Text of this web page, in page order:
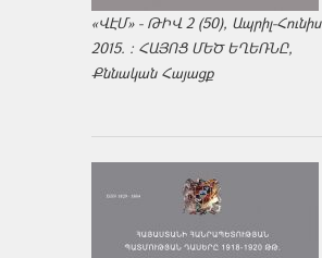
«ՎԷՄ» - ԹԻՎ 2 (50), Ապրիլ-Հունիս
2015. : ՀԱՅՈՑ ՄԵԾ ԵՂԵՌՆԸ,
Քննական Հայացք